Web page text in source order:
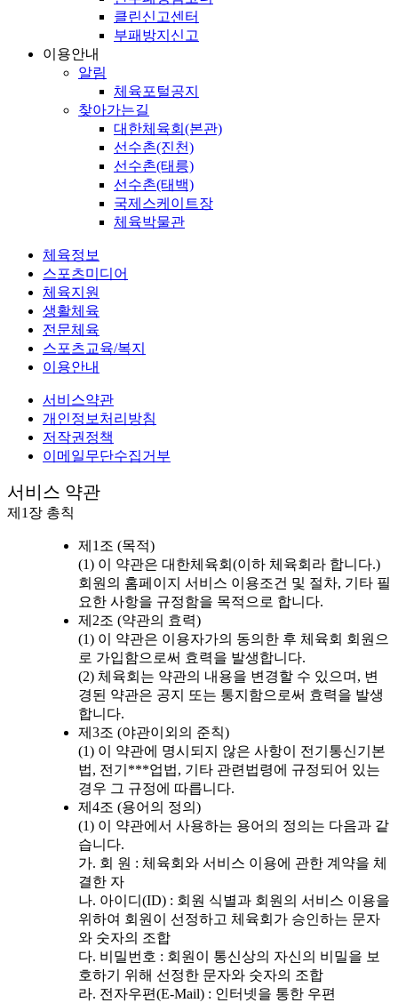
클린신고센터
부패방지신고
이용안내
알림
체육포털공지
찾아가는길
대한체육회(본관)
선수촌(진천)
선수촌(태릉)
선수촌(태백)
국제스케이트장
체육박물관
체육정보
스포츠미디어
체육지원
생활체육
전문체육
스포츠교육/복지
이용안내
서비스약관
개인정보처리방침
저작권정책
이메일무단수집거부
서비스 약관
제1장 총칙
제1조 (목적)
(1) 이 약관은 대한체육회(이하 체육회라 합니다.)
회원의 홈페이지 서비스 이용조건 및 절차, 기타 필
요한 사항을 규정함을 목적으로 합니다.
제2조 (약관의 효력)
(1) 이 약관은 이용자가의 동의한 후 체육회 회원으
로 가입함으로써 효력을 발생합니다.
(2) 체육회는 약관의 내용을 변경할 수 있으며, 변
경된 약관은 공지 또는 통지함으로써 효력을 발생
합니다.
제3조 (야관이외의 준칙)
(1) 이 약관에 명시되지 않은 사항이 전기통신기본
법, 전기***업법, 기타 관련법령에 규정되어 있는
경우 그 규정에 따릅니다.
제4조 (용어의 정의)
(1) 이 약관에서 사용하는 용어의 정의는 다음과 같
습니다.
가. 회 원 : 체육회와 서비스 이용에 관한 계약을 체
결한 자
나. 아이디(ID) : 회원 식별과 회원의 서비스 이용을
위하여 회원이 선정하고 체육회가 승인하는 문자
와 숫자의 조합
다. 비밀번호 : 회원이 통신상의 자신의 비밀을 보
호하기 위해 선정한 문자와 숫자의 조합
라. 전자우편(E-Mail) : 인터넷을 통한 우편